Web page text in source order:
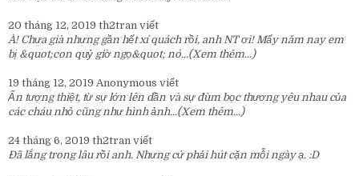
20 tháng 12, 2019 th2tran viết
À! Chưa già nhưng gần hết xí quách rồi, anh NT ơi! Mấy năm nay em
bị &quot;con quỷ giờ ngọ&quot; nó...(Xem thêm...)
19 tháng 12, 2019 Anonymous viết
Ấn tượng thiệt, từ sự lớn lên dần và sự đùm bọc thương yêu nhau của
các cháu nhỏ cũng như hình ảnh...(Xem thêm...)
24 tháng 6, 2019 th2tran viết
Đã lắng trong lâu rồi anh. Nhưng cứ phải hút cặn mỗi ngày ạ. :D